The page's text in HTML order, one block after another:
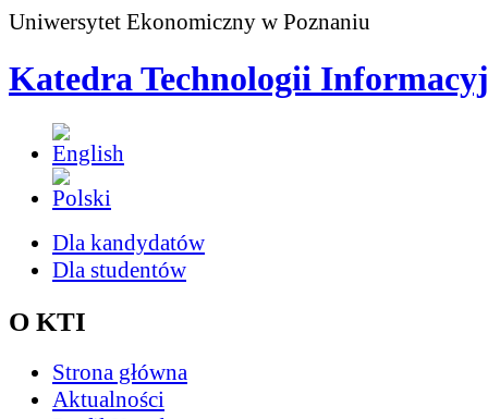
Uniwersytet Ekonomiczny w Poznaniu
Katedra Technologii
Dla kandydatów
Dla studentów
O KTI
Strona główna
Aktualności